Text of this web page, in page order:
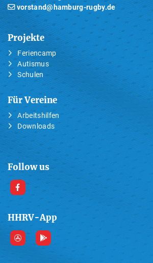
vorstand@hamburg-rugby.de
Projekte
Feriencamp
Autismus
Schulen
Für Vereine
Arbeitshilfen
Downloads
Follow us
HHRV-App